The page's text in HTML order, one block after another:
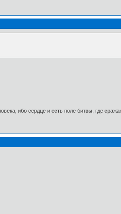
ибо сердце и есть поле битвы, где